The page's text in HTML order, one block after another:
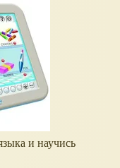
и научись